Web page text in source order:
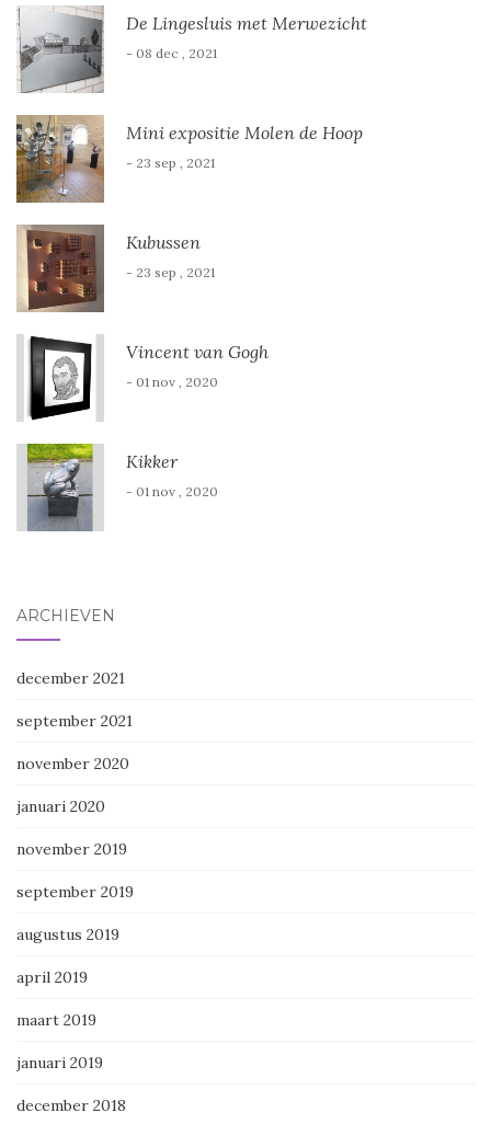
De Lingesluis met Merwezicht
- 08 dec , 2021
Mini expositie Molen de Hoop
- 23 sep , 2021
Kubussen
- 23 sep , 2021
Vincent van Gogh
- 01 nov , 2020
Kikker
- 01 nov , 2020
ARCHIEVEN
december 2021
september 2021
november 2020
januari 2020
november 2019
september 2019
augustus 2019
april 2019
maart 2019
januari 2019
december 2018